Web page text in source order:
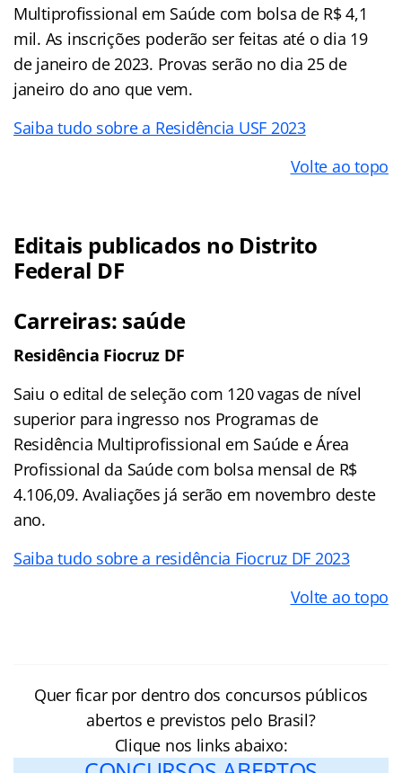
Multiprofissional em Saúde com bolsa de R$ 4,1
mil. As inscrições poderão ser feitas até o dia 19
de janeiro de 2023. Provas serão no dia 25 de
janeiro do ano que vem.
Saiba tudo sobre a Residência USF 2023
Volte ao topo
Editais publicados no Distrito
Federal DF
Carreiras: saúde
Residência Fiocruz DF
Saiu o edital de seleção com 120 vagas de nível
superior para ingresso nos Programas de
Residência Multiprofissional em Saúde e Área
Profissional da Saúde com bolsa mensal de R$
4.106,09. Avaliações já serão em novembro deste
ano.
Saiba tudo sobre a residência Fiocruz DF 2023
Volte ao topo
Quer ficar por dentro dos concursos públicos
abertos e previstos pelo Brasil?
Clique nos links abaixo: